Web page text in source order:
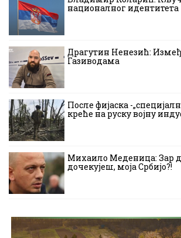
националног идентитета
Драгутин Ненезић:
Газиводама
После фијаска -
креће на руску војну
Михаило Меденица: Зар
дочекујеш, моја Србијо?!